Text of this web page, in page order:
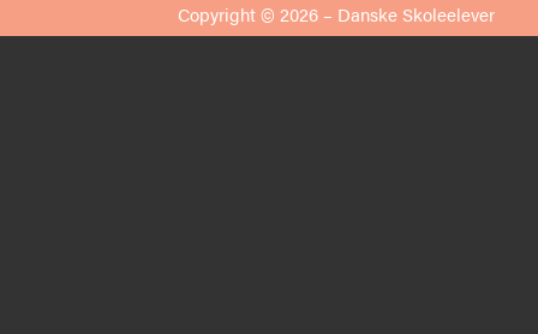
Copyright © 2026 – Danske Skoleelever